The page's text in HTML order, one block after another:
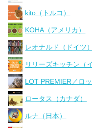
kito（トルコ）
KOHA（アメリカ）
レオナルド（ドイツ）
リリーズキッチン（
LOT PREMIER／ロ
ロータス（カナダ）
ルナ（日本）